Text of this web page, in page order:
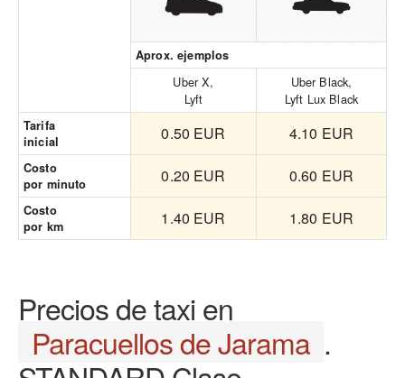
Aprox. ejemplos
Uber X,
Lyft
Uber Black,
Lyft Lux Black
Tarifa
inicial
0.50 EUR 4.10 EUR
Costo
por minuto
0.20 EUR 0.60 EUR
Costo
por km
1.40 EUR 1.80 EUR
Precios de taxi en
Paracuellos de Jarama .